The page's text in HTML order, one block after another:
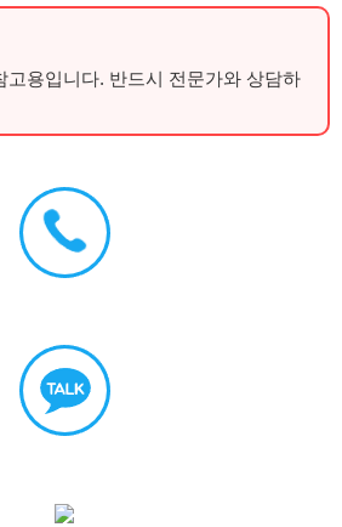
고용입니다. 반드시 전문가와 상담하